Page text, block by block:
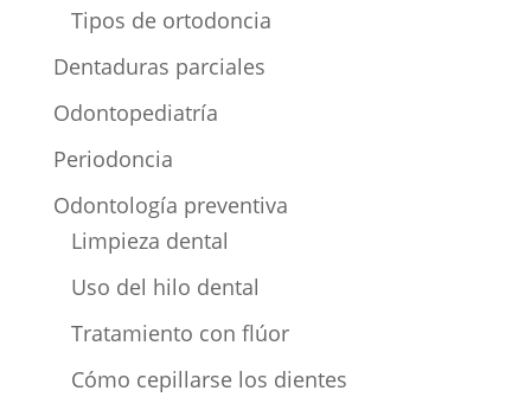
Tipos de ortodoncia
Dentaduras parciales
Odontopediatría
Periodoncia
Odontología preventiva
Limpieza dental
Uso del hilo dental
Tratamiento con flúor
Cómo cepillarse los dientes